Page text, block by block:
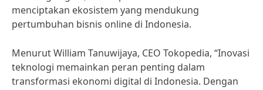
menciptakan ekosistem yang mendukung
pertumbuhan bisnis online di Indonesia.
Menurut William Tanuwijaya, CEO Tokopedia, “Inovasi
teknologi memainkan peran penting dalam
transformasi ekonomi digital di Indonesia. Dengan